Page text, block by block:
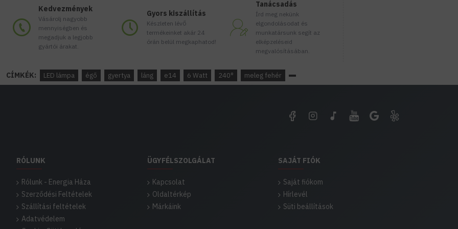
Kedvezmények
Vásárolj nagyobb
mennyiségben és
megadjuk a legjobb
gyártói árakat.
Gyors kiszállítás
Készleten lévő
termékeinket akár 24
órán belül megkaphatod!
Tanácsadás
Írd meg nekünk
elgondolásodat és
munkatársunk segít az
elképzeléseid
megvalósításában.
kiváltására vagy
CÍMKÉK: LED lámpa égő gyertya láng e14 6 Watt 240° meleg fehér
RÓLUNK
Rólunk - Energia Háza
Szerződési Feltételek
Szállítási feltételek
Adatvédelem
ÜGYFÉLSZOLGÁLAT
Kapcsolat
Oldaltérkép
Márkáink
SAJÁT FIÓK
Saját fiókom
Hírlevél
Süti beállítások